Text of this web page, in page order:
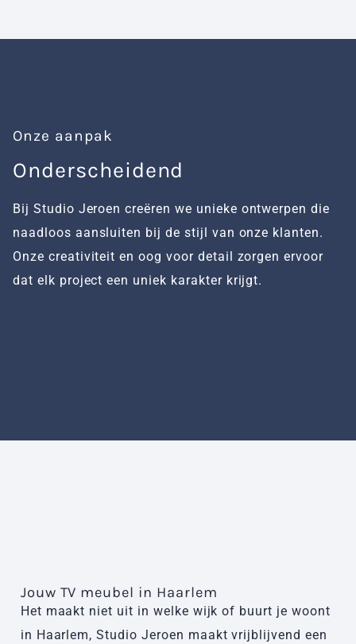
Onze aanpak
Onderscheidend
Bij Studio Jeroen creëren we unieke ontwerpen die
naadloos aansluiten bij de stijl van onze klanten.
Onze creativiteit en oog voor detail zorgen ervoor
dat elk project een uniek karakter krijgt.
Jouw TV meubel in Haarlem
Het maakt niet uit in welke wijk of buurt je woont
in Haarlem, Studio Jeroen maakt vrijblijvend een